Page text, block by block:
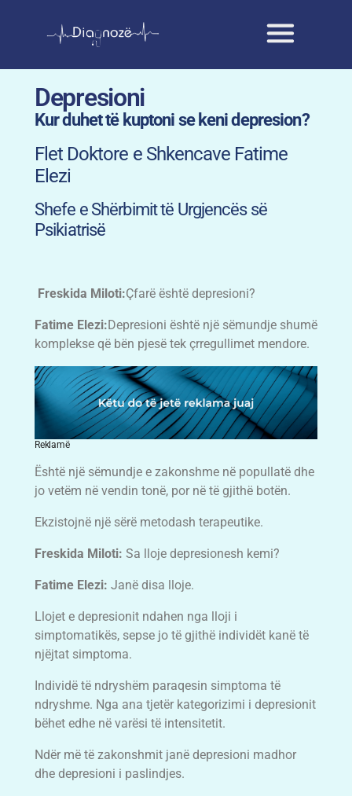
Depresioni
Kur duhet të kuptoni se keni depresion?
Flet Doktore e Shkencave Fatime
Elezi
Shefe e Shërbimit të Urgjencës së
Psikiatrisë
Freskida Miloti:Çfarë është depresioni?
Fatime Elezi:Depresioni është një sëmundje shumë
komplekse që bën pjesë tek çrregullimet mendore.
Reklamë
Është një sëmundje e zakonshme në popullatë dhe
jo vetëm në vendin tonë, por në të gjithë botën.
Ekzistojnë një sërë metodash terapeutike.
Freskida Miloti: Sa lloje depresionesh kemi?
Fatime Elezi: Janë disa lloje.
Llojet e depresionit ndahen nga lloji i
simptomatikës, sepse jo të gjithë individët kanë të
njëjtat simptoma.
Individë të ndryshëm paraqesin simptoma të
ndryshme. Nga ana tjetër kategorizimi i depresionit
bëhet edhe në varësi të intensitetit.
Ndër më të zakonshmit janë depresioni madhor
dhe depresioni i paslindjes.